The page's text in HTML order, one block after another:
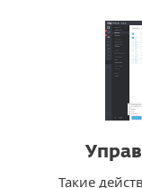
Такие